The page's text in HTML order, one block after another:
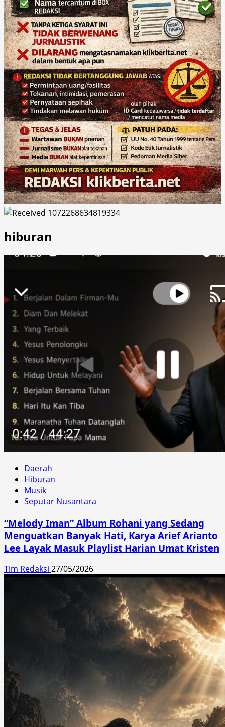
hiburan
Daerah
Hiburan
Musik
Seputar Nusantara
“Melody Iman” Album Rohani yang Sedang
Menguatkan Banyak Hati, Karya Arief Arianto
Lee Layak Masuk Playlist Harian Umat Kristen
Tim Redaksi 27/05/2026